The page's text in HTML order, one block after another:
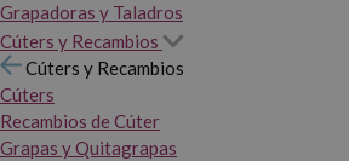
Grapadoras y Taladros
Cúters y Recambios
Cúters y Recambios
Cúters
Recambios de Cúter
Grapas y Quitagrapas